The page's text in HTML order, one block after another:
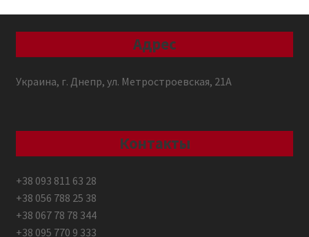
Адрес
Украина, г. Днепр, ул. Метростроевская, 21А
Контакты
+38 093 811 63 28
+38 056 788 25 38
+38 067 78 78 344
+38 095 770 9 333